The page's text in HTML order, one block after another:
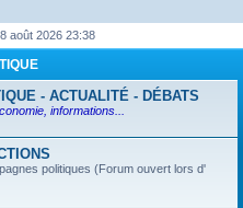
août 2026 23:38
- ACTUALITÉ - DÉBATS
informations...
politiques (Forum ouvert lors d'